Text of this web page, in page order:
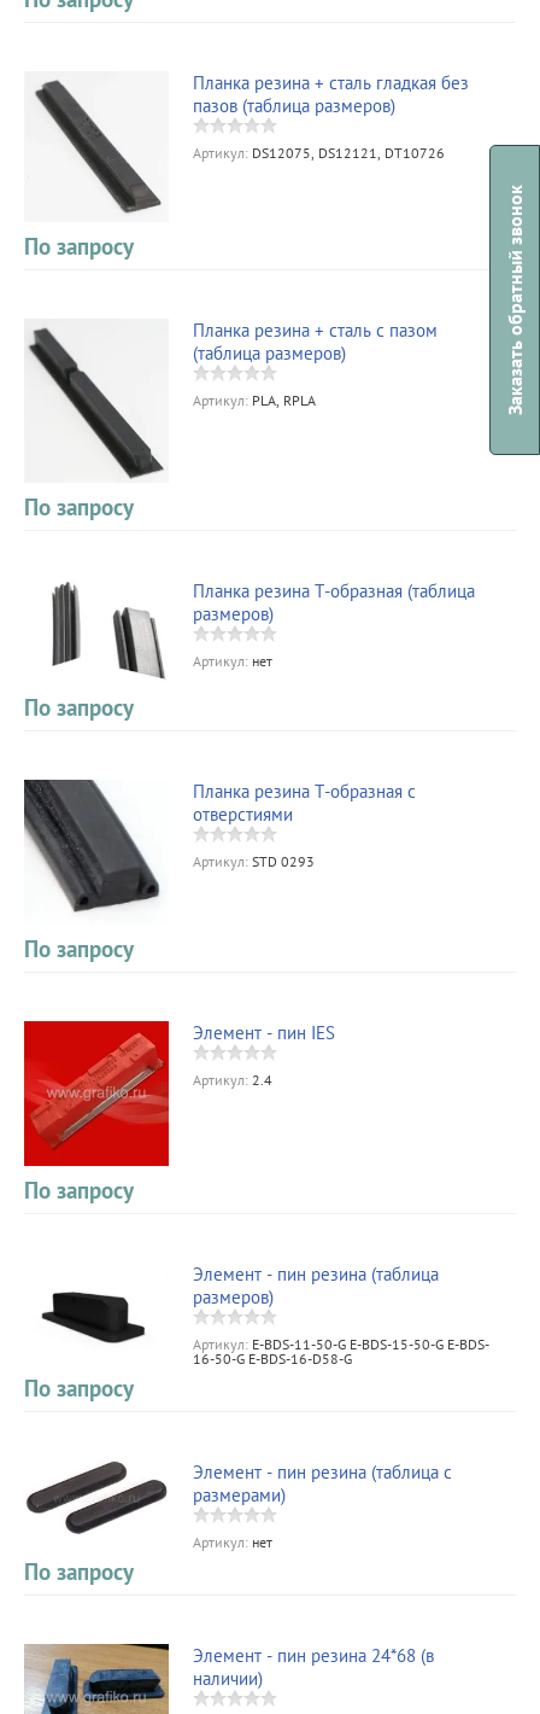
Заказать обратный звонок
Планка резина + сталь гладкая без
пазов (таблица размеров)
Артикул: DS12075, DS12121, DT10726
По запросу
Планка резина + сталь с пазом
(таблица размеров)
Артикул: PLA, RPLA
По запросу
Планка резина Т-образная (таблица
размеров)
Артикул: нет
По запросу
Планка резина Т-образная с
отверстиями
Артикул: STD 0293
По запросу
Элемент - пин IES
Артикул: 2.4
По запросу
Элемент - пин резина (таблица
размеров)
Артикул: E-BDS-11-50-G E-BDS-15-50-G E-BDS-
16-50-G E-BDS-16-D58-G
По запросу
Элемент - пин резина (таблица с
размерами)
Артикул: нет
По запросу
Элемент - пин резина 24*68 (в
наличии)